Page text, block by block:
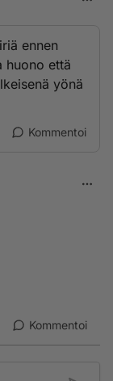
ennen
huono että
yönä
Kommentoi
Kommentoi